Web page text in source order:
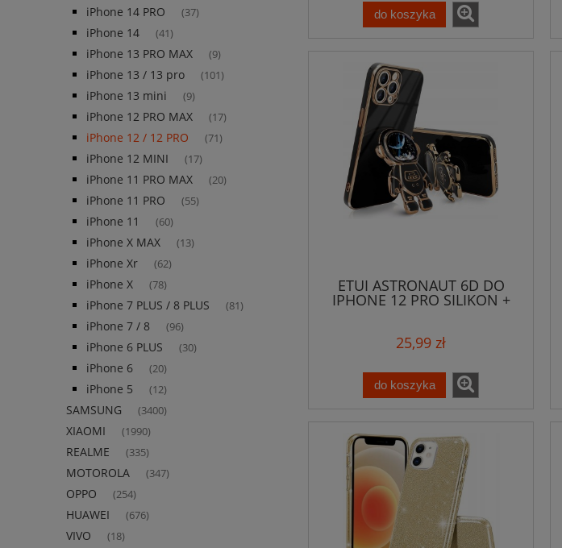
iPhone 14 PRO (37)
iPhone 14 (41)
iPhone 13 PRO MAX (9)
iPhone 13 / 13 pro (101)
iPhone 13 mini (9)
iPhone 12 PRO MAX (17)
iPhone 12 / 12 PRO (71)
iPhone 12 MINI (17)
iPhone 11 PRO MAX (20)
iPhone 11 PRO (55)
iPhone 11 (60)
iPhone X MAX (13)
iPhone Xr (62)
iPhone X (78)
iPhone 7 PLUS / 8 PLUS (81)
iPhone 7 / 8 (96)
iPhone 6 PLUS (30)
iPhone 6 (20)
iPhone 5 (12)
SAMSUNG (3400)
XIAOMI (1990)
REALME (335)
MOTOROLA (347)
OPPO (254)
HUAWEI (676)
VIVO (18)
do koszyka
ETUI ASTRONAUT 6D DO
IPHONE 12 PRO SILIKON +
25,99 zł
do koszyka